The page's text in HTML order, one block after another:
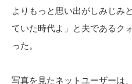
よりもっと思い出がしみじみ
ていた時代よ」と夫であるク
った。
写真を見たネットユーザーは